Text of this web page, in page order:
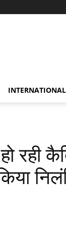
INTERNATIONAL
रही